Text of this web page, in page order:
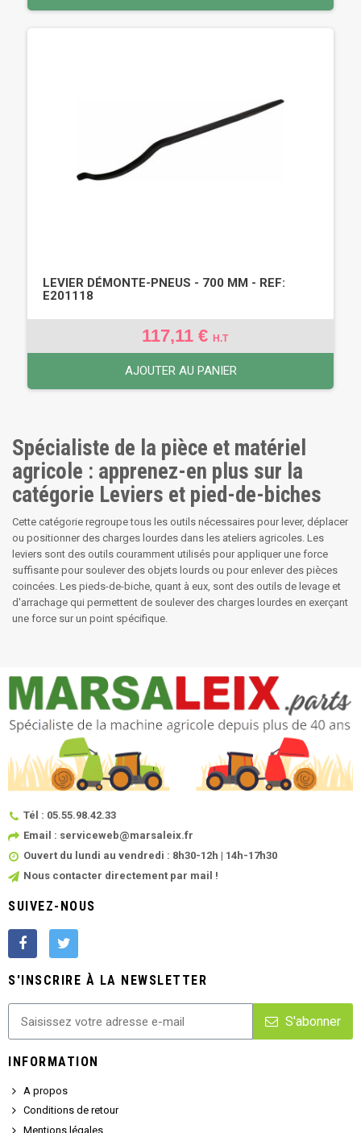
LEVIER DÉMONTE-PNEUS - 700 MM - REF:
E201118
117,11 € H.T
AJOUTER AU PANIER
Spécialiste de la pièce et matériel
agricole : apprenez-en plus sur la
catégorie Leviers et pied-de-biches
Cette catégorie regroupe tous les outils nécessaires pour lever, déplacer
ou positionner des charges lourdes dans les ateliers agricoles. Les
leviers sont des outils couramment utilisés pour appliquer une force
suffisante pour soulever des objets lourds ou pour enlever des pièces
coincées. Les pieds-de-biche, quant à eux, sont des outils de levage et
d'arrachage qui permettent de soulever des charges lourdes en exerçant
une force sur un point spécifique.
Tél : 05.55.98.42.33
Email : serviceweb@marsaleix.fr
Ouvert du lundi au vendredi : 8h30-12h | 14h-17h30
Nous contacter directement par mail !
SUIVEZ-NOUS
S'INSCRIRE À LA NEWSLETTER
S'abonner
INFORMATION
A propos
Conditions de retour
Mentions légales